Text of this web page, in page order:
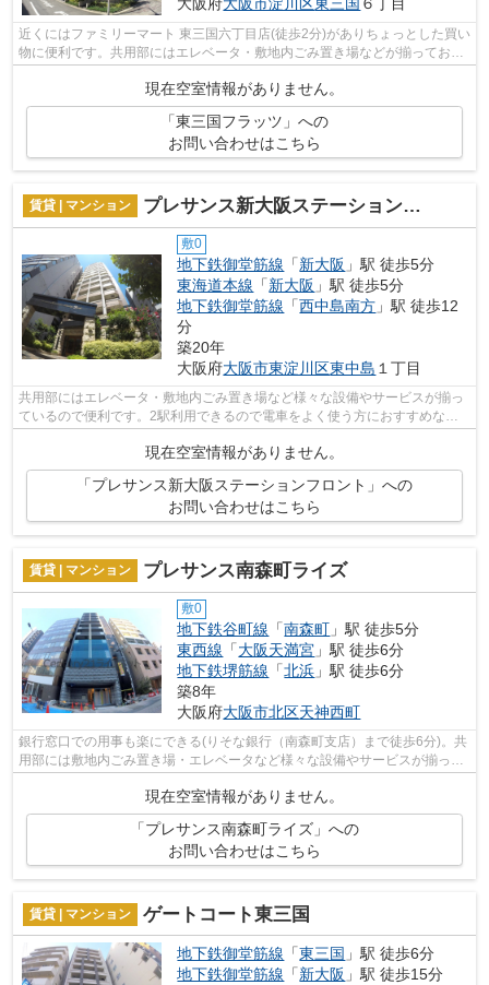
近くにはファミリーマート 東三国六丁目店(徒歩2分)がありちょっとした買い
物に便利です。共用部にはエレベータ・敷地内ごみ置き場などが揃っており
ます。様々な場所へのアクセスがし...
現在空室情報がありません。
「東三国フラッツ」への
お問い合わせはこちら
賃貸 | マンション プレサンス新大阪ステーションフロント
敷0
地下鉄御堂筋線 「新大阪 」駅 徒歩5分
東海道本線 「新大阪 」駅 徒歩5分
地下鉄御堂筋線 「西中島南方 」駅 徒歩12
分
築20年
大阪府大阪市東淀川区東中島 １丁目
共用部にはエレベータ・敷地内ごみ置き場など様々な設備やサービスが揃っ
ているので便利です。2駅利用できるので電車をよく使う方におすすめな物
現在空室情報がありません。
「プレサンス新大阪ステーションフロント」への
お問い合わせはこちら
賃貸 | マンション プレサンス南森町ライズ
敷0
地下鉄谷町線 「南森町 」駅 徒歩5分
東西線 「大阪天満宮 」駅 徒歩6分
地下鉄堺筋線 「北浜 」駅 徒歩6分
築8年
大阪府大阪市北区天神西町
銀行窓口での用事も楽にできる(りそな銀行（南森町支店）まで徒歩6分)。共
用部には敷地内ごみ置き場・エレベータなど様々な設備やサービスが揃って
いるので便利です。メンテナンスの手...
現在空室情報がありません。
「プレサンス南森町ライズ」への
お問い合わせはこちら
賃貸 | マンション ゲートコート東三国
地下鉄御堂筋線 「東三国 」駅 徒歩6分
地下鉄御堂筋線 「新大阪 」駅 徒歩15分